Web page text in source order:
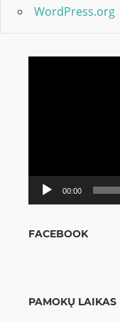
WordPress.org
00:00
FACEBOOK
PAMOKŲ LAIKAS